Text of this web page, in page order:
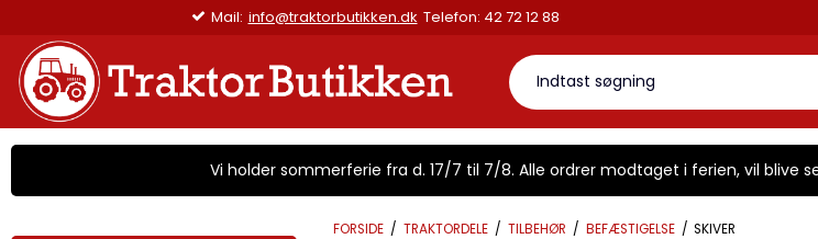
Mail: info@traktorbutikken.dk Telefon: 42 72 12 88
Vi holder sommerferie fra d. 17/7 til 7/8. Alle ordrer modtaget i ferien, vil blive
FORSIDE / TRAKTORDELE / TILBEHØR / BEFÆSTIGELSE / SKIVER